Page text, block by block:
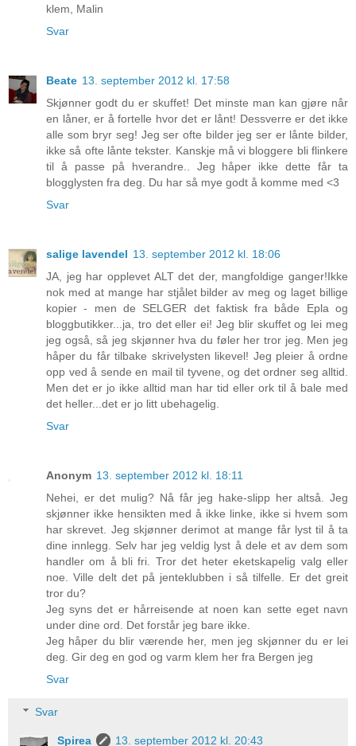
klem, Malin
Svar
Beate 13. september 2012 kl. 17:58
Skjønner godt du er skuffet! Det minste man kan gjøre når
en låner, er å fortelle hvor det er lånt! Dessverre er det ikke
alle som bryr seg! Jeg ser ofte bilder jeg ser er lånte bilder,
ikke så ofte lånte tekster. Kanskje må vi bloggere bli flinkere
til å passe på hverandre.. Jeg håper ikke dette får ta
blogglysten fra deg. Du har så mye godt å komme med <3
Svar
salige lavendel 13. september 2012 kl. 18:06
JA, jeg har opplevet ALT det der, mangfoldige ganger!Ikke
nok med at mange har stjålet bilder av meg og laget billige
kopier - men de SELGER det faktisk fra både Epla og
bloggbutikker...ja, tro det eller ei! Jeg blir skuffet og lei meg
jeg også, så jeg skjønner hva du føler her tror jeg. Men jeg
håper du får tilbake skrivelysten likevel! Jeg pleier å ordne
opp ved å sende en mail til tyvene, og det ordner seg alltid.
Men det er jo ikke alltid man har tid eller ork til å bale med
det heller...det er jo litt ubehagelig.
Svar
Anonym 13. september 2012 kl. 18:11
Nehei, er det mulig? Nå får jeg hake-slipp her altså. Jeg
skjønner ikke hensikten med å ikke linke, ikke si hvem som
har skrevet. Jeg skjønner derimot at mange får lyst til å ta
dine innlegg. Selv har jeg veldig lyst å dele et av dem som
handler om å bli fri. Tror det heter eketskapelig valg eller
noe. Ville delt det på jenteklubben i så tilfelle. Er det greit
tror du?
Jeg syns det er hårreisende at noen kan sette eget navn
under dine ord. Det forstår jeg bare ikke.
Jeg håper du blir værende her, men jeg skjønner du er lei
deg. Gir deg en god og varm klem her fra Bergen jeg
Svar
Svar
Spirea
13. september 2012 kl. 20:43